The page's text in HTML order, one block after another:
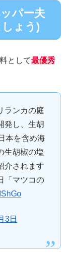
パー夫
ょう)
として最優秀
ランカの庭
発し、生胡
本を含め海
生胡椒の塩
介されます
「マツコの
3日